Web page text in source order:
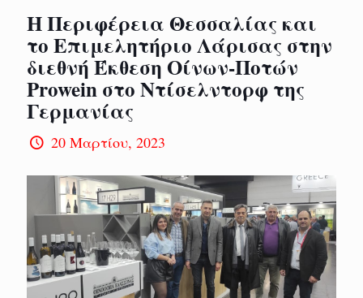
Η Περιφέρεια Θεσσαλίας και
το Επιμελητήριο Λάρισας στην
διεθνή Έκθεση Οίνων-Ποτών
Prowein στο Ντίσελντορφ της
Γερμανίας
20 Μαρτίου, 2023